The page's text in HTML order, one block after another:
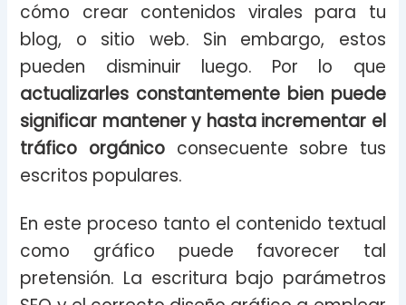
cómo crear contenidos virales para tu
blog, o sitio web. Sin embargo, estos
pueden disminuir luego. Por lo que
actualizarles constantemente bien puede
significar mantener y hasta incrementar el
tráfico orgánicoconsecuente sobre tus
escritos populares.
En este proceso tanto el contenido textual
como gráfico puede favorecer tal
pretensión. La escritura bajo parámetros